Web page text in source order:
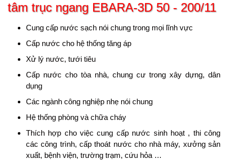
tâm trục ngang EBARA-3D 50 - 200/11
Cung cấp nước sạch nói chung trong mọi lĩnh vực
Cấp nước cho hệ thống tăng áp
Xử lý nước, tưới tiêu
Cấp nước cho tòa nhà, chung cư trong xây dựng, dân
dụng
Các ngành công nghiệp nhẹ nói chung
Hệ thống phòng và chữa cháy
Thích hợp cho việc cung cấp nước sinh hoạt , thi công
các công trình, cấp thoát nước cho nhà máy, xưởng sản
xuất, bệnh viện, trường trạm, cứu hỏa …